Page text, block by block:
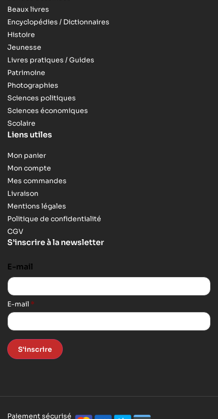
Beaux livres
Encyclopédies / Dictionnaires
Histoire
Jeunesse
Livres pratiques / Guides
Patrimoine
Photographies
Sciences politiques
Sciences économiques
Scolaire
Liens utiles
Mon panier
Mon compte
Mes commandes
Livraison
Mentions légales
Politique de confidentialité
CGV
S’inscrire à la newsletter
E-mail
E-mail *
S'inscrire
Paiement sécurisé